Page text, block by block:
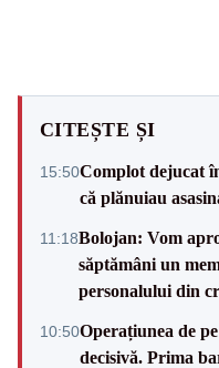
CITEȘTE ȘI
15:50Complot dejucat
că plănuiau
11:18Bolojan: Vom
săptămâni un
personalului din
10:50Operațiunea de
decisivă. Prima